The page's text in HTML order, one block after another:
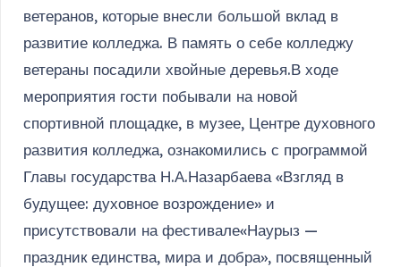
ветеранов, которые внесли большой вклад в
развитие колледжа. В память о себе колледжу
ветераны посадили хвойные деревья.В ходе
мероприятия гости побывали на новой
спортивной площадке, в музее, Центре духовного
развития колледжа, ознакомились с программой
Главы государства Н.А.Назарбаева «Взгляд в
будущее: духовное возрождение» и
присутствовали на фестивале«Наурыз —
праздник единства, мира и добра», посвященный